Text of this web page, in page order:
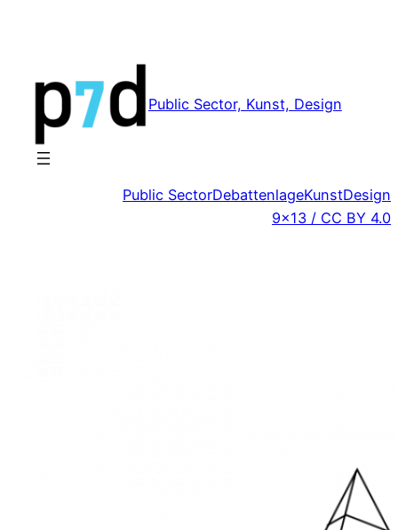
Public Sector, Kunst, Design
Public SectorDebattenlageKunstDesign
9×13 / CC BY 4.0